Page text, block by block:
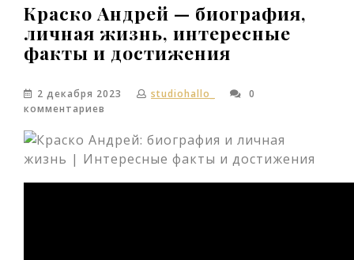
Краско Андрей — биография,
личная жизнь, интересные
факты и достижения
2 декабря 2023 studiohallo_
0
комментариев